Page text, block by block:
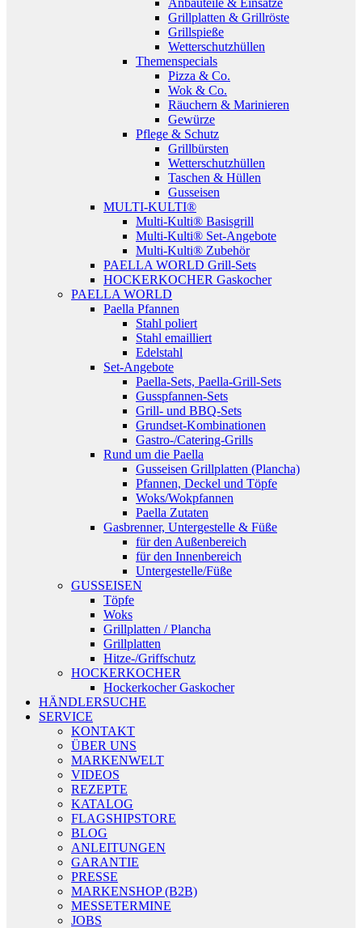
Anbauteile & Einsätze
Grillplatten & Grillröste
Grillspieße
Wetterschutzhüllen
Themenspecials
Pizza & Co.
Wok & Co.
Räuchern & Marinieren
Gewürze
Pflege & Schutz
Grillbürsten
Wetterschutzhüllen
Taschen & Hüllen
Gusseisen
MULTI-KULTI®
Multi-Kulti® Basisgrill
Multi-Kulti® Set-Angebote
Multi-Kulti® Zubehör
PAELLA WORLD Grill-Sets
HOCKERKOCHER Gaskocher
PAELLA WORLD
Paella Pfannen
Stahl poliert
Stahl emailliert
Edelstahl
Set-Angebote
Paella-Sets, Paella-Grill-Sets
Gusspfannen-Sets
Grill- und BBQ-Sets
Grundset-Kombinationen
Gastro-/Catering-Grills
Rund um die Paella
Gusseisen Grillplatten (Plancha)
Pfannen, Deckel und Töpfe
Woks/Wokpfannen
Paella Zutaten
Gasbrenner, Untergestelle & Füße
für den Außenbereich
für den Innenbereich
Untergestelle/Füße
GUSSEISEN
Töpfe
Woks
Grillplatten / Plancha
Grillplatten
Hitze-/Griffschutz
HOCKERKOCHER
Hockerkocher Gaskocher
HÄNDLERSUCHE
SERVICE
KONTAKT
ÜBER UNS
MARKENWELT
VIDEOS
REZEPTE
KATALOG
FLAGSHIPSTORE
BLOG
ANLEITUNGEN
GARANTIE
PRESSE
MARKENSHOP (B2B)
MESSETERMINE
JOBS